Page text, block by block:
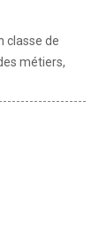
classe de
métiers,